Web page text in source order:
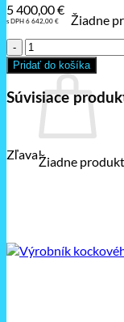
Žiadne
Košík
Žiadne
5 400,00€
s DPH 6 642,00 €
množstvo
Výrobník
šupinkového
ľadu
Pridať do košíka
Súvisiace
Zľava!